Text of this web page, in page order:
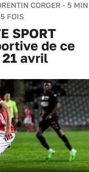
CORGER - 5 MIN
FOIS
SPORT
de ce
avril